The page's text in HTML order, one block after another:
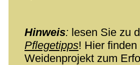
Hinweis: lesen Sie zu
Pflegetipps! Hier
Weidenprojekt zum